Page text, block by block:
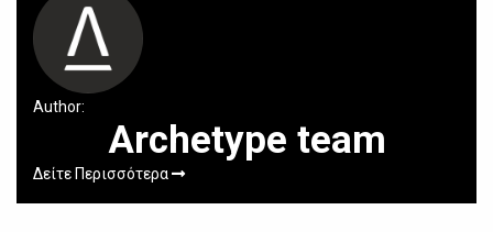
Author:
Archetype team
Δείτε Περισσότερα